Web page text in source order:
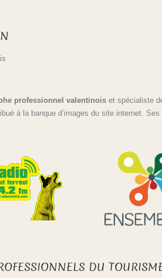
professionnel valentinoiset spécialiste
à la banque d’images du site internet.
DU